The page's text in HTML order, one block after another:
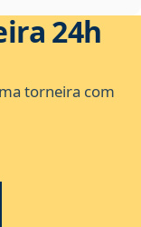
24h
torneira com